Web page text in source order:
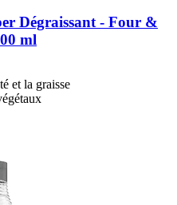
Dégraissant -​ Four &
ml
et la graisse